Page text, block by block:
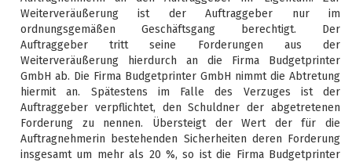
Weiterveräußerung ist der Auftraggeber nur im
ordnungsgemäßen Geschäftsgang berechtigt. Der
Auftraggeber tritt seine Forderungen aus der
Weiterveräußerung hierdurch an die Firma Budgetprinter
GmbH ab. Die Firma Budgetprinter GmbH nimmt die Abtretung
hiermit an. Spätestens im Falle des Verzuges ist der
Auftraggeber verpflichtet, den Schuldner der abgetretenen
Forderung zu nennen. Übersteigt der Wert der für die
Auftragnehmerin bestehenden Sicherheiten deren Forderung
insgesamt um mehr als 20 %, so ist die Firma Budgetprinter